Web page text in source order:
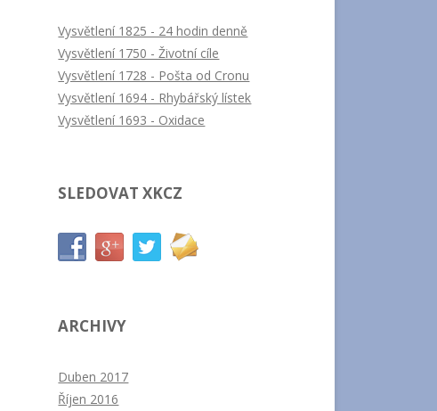
Vysvětlení 1825 - 24 hodin denně
Vysvětlení 1750 - Životní cíle
Vysvětlení 1728 - Pošta od Cronu
Vysvětlení 1694 - Rhybářský lístek
Vysvětlení 1693 - Oxidace
SLEDOVAT XKCZ
ARCHIVY
Duben 2017
Říjen 2016